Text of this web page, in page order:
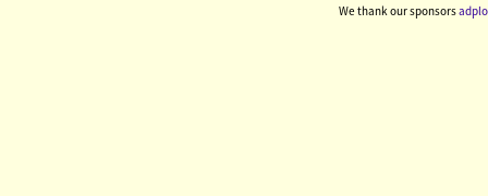
We thank our sponsors